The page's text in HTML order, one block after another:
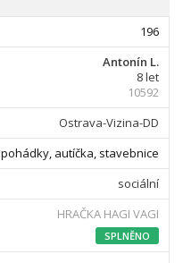
196
Antonín L.
8 let
10592
Ostrava-Vizina-DD
pohádky, autíčka, stavebnice
sociální
HRAČKA HAGI VAGI
SPLNĚNO